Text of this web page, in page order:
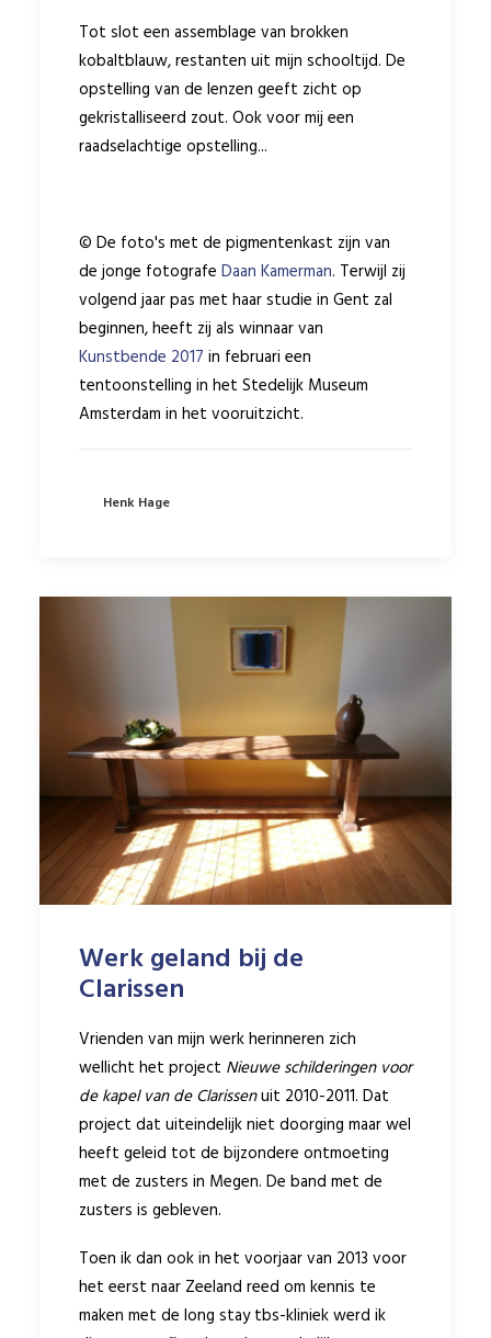
Tot slot een assemblage van brokken
kobaltblauw, restanten uit mijn schooltijd. De
opstelling van de lenzen geeft zicht op
gekristalliseerd zout. Ook voor mij een
raadselachtige opstelling...
© De foto's met de pigmentenkast zijn van
de jonge fotografe Daan Kamerman. Terwijl zij
volgend jaar pas met haar studie in Gent zal
beginnen, heeft zij als winnaar van
Kunstbende 2017 in februari een
tentoonstelling in het Stedelijk Museum
Amsterdam in het vooruitzicht.
Henk Hage
Werk geland bij de
Clarissen
Vrienden van mijn werk herinneren zich
wellicht het project Nieuwe schilderingen voor
de kapel van de Clarissenuit 2010-2011. Dat
project dat uiteindelijk niet doorging maar wel
heeft geleid tot de bijzondere ontmoeting
met de zusters in Megen. De band met de
zusters is gebleven.
Toen ik dan ook in het voorjaar van 2013 voor
het eerst naar Zeeland reed om kennis te
maken met de long stay tbs-kliniek werd ik